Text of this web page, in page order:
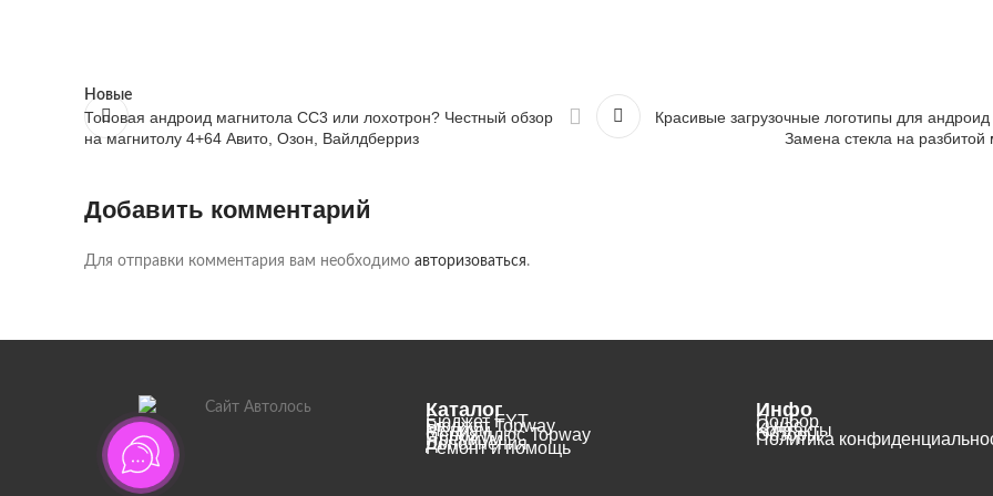
Новые
Топовая андроид магнитола CC3 или лохотрон? Честный обзор
на магнитолу 4+64 Авито, Озон, Вайлдберриз
Красивые загрузочные логотипы для андроид
Замена стекла на разбитой
Добавить комментарий
Для отправки комментария вам необходимо авторизоваться.
Каталог
Бюджет FYT
Бюджет Topway
Медиум
Серия плюс Topway
Премиум
Дополнения
Ремонт и помощь
Инфо
Подбор
О нас
Контакты
Обзоры
Политика